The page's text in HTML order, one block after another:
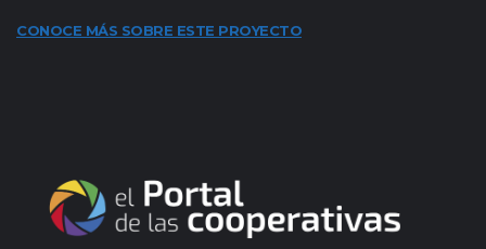
CONOCE MÁS SOBRE ESTE PROYECTO